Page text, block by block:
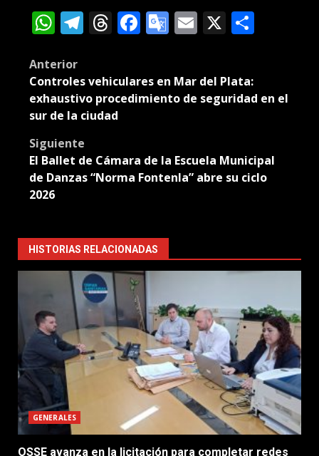
WhatsApp
Telegram
Threads
Facebook
Google
Email
X
Post
navigation
Anterior
Controles vehiculares en Mar del Plata:
exhaustivo procedimiento de seguridad en el
sur de la ciudad
Siguiente
El Ballet de Cámara de la Escuela Municipal
de Danzas “Norma Fontenla” abre su ciclo
2026
HISTORIAS RELACIONADAS
GENERALES
OSSE avanza en la licitación para completar redes